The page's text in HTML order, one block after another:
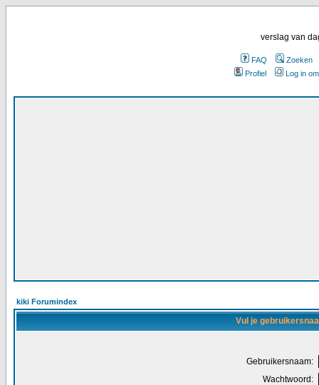
verslag van
FAQ
Zoeken
Profiel
Log in
kiki Forumindex
Vul je
Gebruikersnaam:
Wachtwoord: